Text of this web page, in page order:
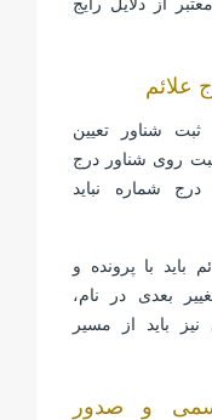
شناور تعیین
روی شناور درج
شماره نباید
باید با پرونده و
بعدی در نام،
باید از مسیر
و صدور